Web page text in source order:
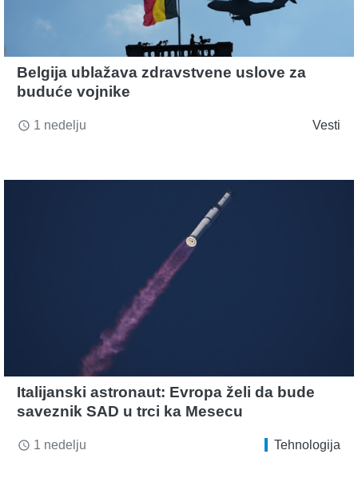
Belgija ublažava zdravstvene uslove za
buduće vojnike
access_time 1 nedelju Vesti
Italijanski astronaut: Evropa želi da bude
saveznik SAD u trci ka Mesecu
access_time 1 nedelju Tehnologija